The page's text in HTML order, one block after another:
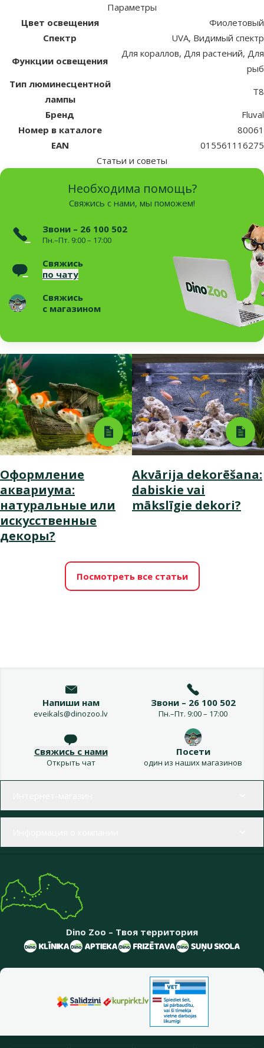
Параметры
Цвет освещения
Фиолетовый
Спектр
UVA, Видимый спектр
Функции освещения
Для кораллов, Для растений, Для
рыб
Тип люминесцентной
лампы
T8
Бренд
Fluval
Номер в каталоге
80061
EAN
015561116275
Статьи и советы
Необходима помощь?
Свяжись с нами, мы поможем!
Звони – 26 100 502
Пн.–Пт. 9:00 – 17:00
Свяжись
по чату
Свяжись
с магазином
Оформление
аквариума:
натуральные или
искусственные
декоры?
Akvārija dekorēšana:
dabiskie vai
mākslīgie dekori?
Посмотреть все статьи
Напиши нам
eveikals@dinozoo.lv
Звони – 26 100 502
Пн.–Пт. 9:00 – 17:00
Свяжись с нами
Открыть чат
Посети
один из наших магазинов
Dino Zoo – Твоя территория